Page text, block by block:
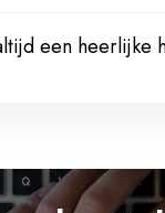
een heerlijke